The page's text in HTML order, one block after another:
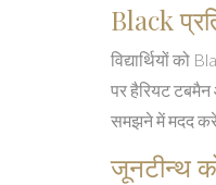
Black
विद्यार्थियों
पर हैरियट
समझने में मदद
जूनटीन्थ